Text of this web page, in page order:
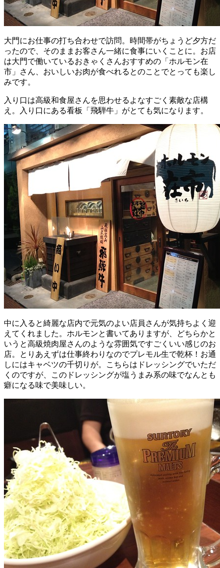
大門にお仕事の打ち合わせで訪問。時間帯がちょうど夕方だ
ったので、そのままお客さん一緒に食事にいくことに。お店
は大門で働いているおきゃくさんおすすめの「ホルモン在
市」さん、おいしいお肉が食べれるとのことでとっても楽し
みです。
入り口は高級和食屋さんを思わせるよなすごく素敵な店構
え。入り口にある看板「飛騨牛」がとても気になります。
中に入ると綺麗な店内で元気のよい店員さんが気持ちよく迎
えてくれました。ホルモンと書いてありますが、どちらかと
いうと高級焼肉屋さんのような雰囲気ですごくいい感じのお
店。とりあえずは仕事終わりなのでプレモル生で乾杯！お通
しにはキャベツの千切りが。こちらはドレッシングでいただ
くのですが、このドレッシングが塩うまみ系の味でなんとも
癖になる味で美味しい。